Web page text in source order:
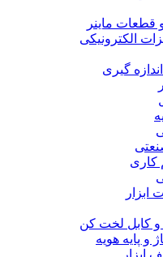
قطعات ماینر
الکترونیکی
اندازه گیری
کاری
کابل لخت کن
و پایه هویه
ابزار